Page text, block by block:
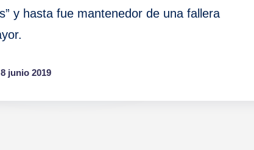
y hasta fue mantenedor de una fallera
8 junio 2019